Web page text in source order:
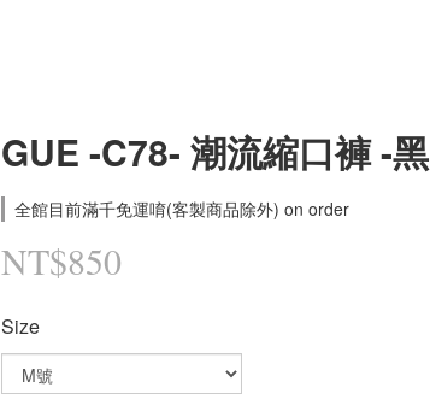
GUE -C78- 潮流縮口褲 -黑
全館目前滿千免運唷(客製商品除外) on order
NT$850
Size